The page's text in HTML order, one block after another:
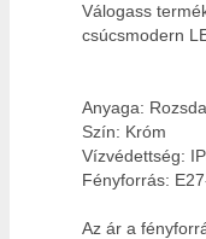
Válogass
csúcsmodern
Anyaga:
Szín: Króm
Vízvédettség:
Fényforrás:
Az ár a